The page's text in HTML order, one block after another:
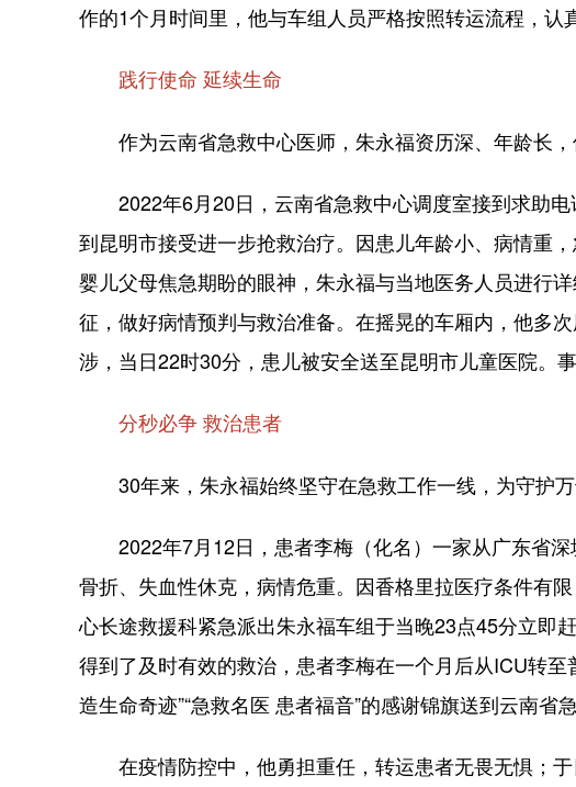
作的1个月时间里，他与车组人员严格按照转运流程，认
践行使命 延续生命
作为云南省急救中心医师，朱永福资历深、年龄长，
2022年6月20日，云南省急救中心调度室接到求助电
到昆明市接受进一步抢救治疗。因患儿年龄小、病情重
婴儿父母焦急期盼的眼神，朱永福与当地医务人员进行
征，做好病情预判与救治准备。在摇晃的车厢内，他多
涉，当日22时30分，患儿被安全送至昆明市儿童医院。
分秒必争 救治患者
30年来，朱永福始终坚守在急救工作一线，为守护万
2022年7月12日，患者李梅（化名）一家从广东省深
骨折、失血性休克，病情危重。因香格里拉医疗条件有
心长途救援科紧急派出朱永福车组于当晚23点45分立即
得到了及时有效的救治，患者李梅在一个月后从ICU转
造生命奇迹”“急救名医 患者福音”的感谢锦旗送到云南省
在疫情防控中，他勇担重任，转运患者无畏无惧；于